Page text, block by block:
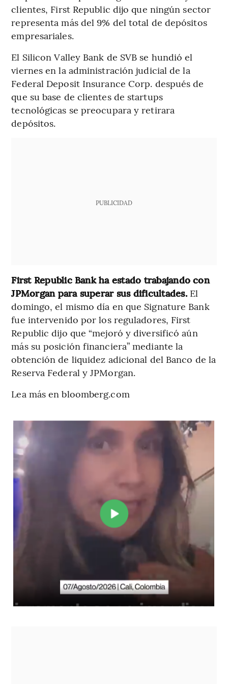
clientes, First Republic dijo que ningún sector
representa más del 9% del total de depósitos
empresariales.
El Silicon Valley Bank de SVB se hundió el
viernes en la administración judicial de la
Federal Deposit Insurance Corp. después de
que su base de clientes de startups
tecnológicas se preocupara y retirara
depósitos.
PUBLICIDAD
First Republic Bank ha estado trabajando con
JPMorgan para superar sus dificultades.El
domingo, el mismo día en que Signature Bank
fue intervenido por los reguladores, First
Republic dijo que “mejoró y diversificó aún
más su posición financiera” mediante la
obtención de liquidez adicional del Banco de la
Reserva Federal y JPMorgan.
Lea más en bloomberg.com